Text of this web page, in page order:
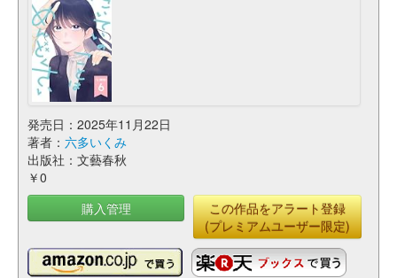
発売日：2025年11月22日
著者： 六多いくみ
出版社：文藝春秋
￥0
購入管理
この作品をアラート登録
(プレミアムユーザー限定)